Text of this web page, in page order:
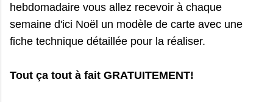
hebdomadaire vous allez recevoir à chaque
semaine d'ici Noël un modèle de carte avec une
fiche technique détaillée pour la réaliser.
Tout ça tout à fait GRATUITEMENT!